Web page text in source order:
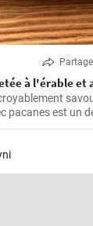
à l'érable et
pacanes est un
proches.
légèreté de la